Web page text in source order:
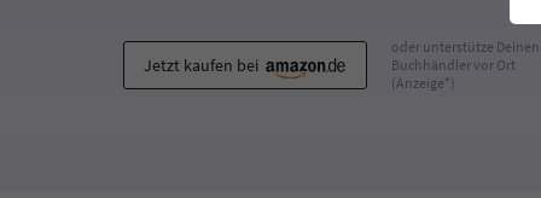
Jetzt kaufen bei
oder unterstütze Deinen
Buchhändler vor Ort
(Anzeige*)